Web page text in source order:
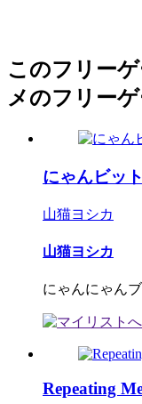
このフリー
メのフリー
にゃんビッ
山猫ヨシカ
山猫ヨシカ
にゃんにゃん
Repeating